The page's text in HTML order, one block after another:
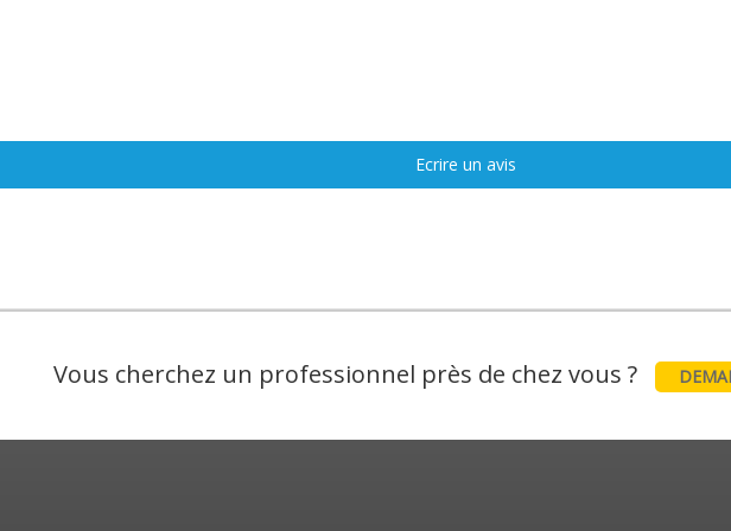
Ecrire un avis
Vous cherchez un professionnel près de chez vous ?